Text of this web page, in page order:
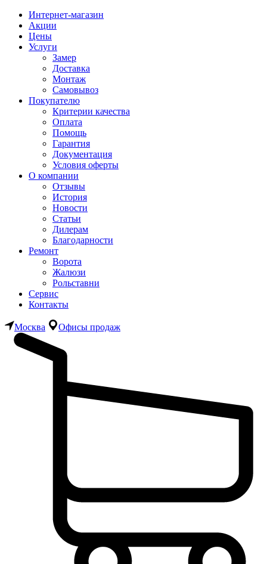
Интернет-магазин
Акции
Цены
Услуги
Замер
Доставка
Монтаж
Самовывоз
Покупателю
Критерии качества
Оплата
Помощь
Гарантия
Документация
Условия оферты
О компании
Отзывы
История
Новости
Статьи
Дилерам
Благодарности
Ремонт
Ворота
Жалюзи
Рольставни
Сервис
Контакты
Москва Офисы продаж